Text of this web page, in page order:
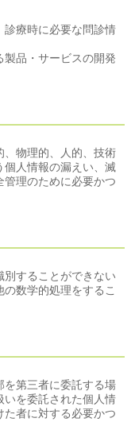
診療時に必要な問診情
製品・サービスの開発
、物理的、人的、技術
個人情報の漏えい、滅
管理のために必要かつ
別することができない
数学的処理をするこ
を第三者に委託する場
いを委託された個人情
者に対する必要かつ